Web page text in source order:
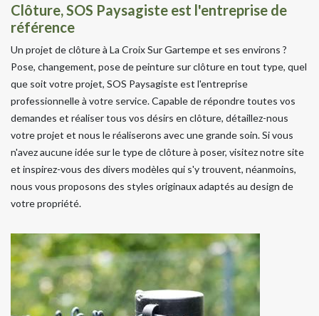
Clôture, SOS Paysagiste est l'entreprise de
référence
Un projet de clôture à La Croix Sur Gartempe et ses environs ?
Pose, changement, pose de peinture sur clôture en tout type, quel
que soit votre projet, SOS Paysagiste est l'entreprise
professionnelle à votre service. Capable de répondre toutes vos
demandes et réaliser tous vos désirs en clôture, détaillez-nous
votre projet et nous le réaliserons avec une grande soin. Si vous
n'avez aucune idée sur le type de clôture à poser, visitez notre site
et inspirez-vous des divers modèles qui s'y trouvent, néanmoins,
nous vous proposons des styles originaux adaptés au design de
votre propriété.